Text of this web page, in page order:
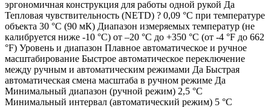
эргономичная конструкция для работы одной рукой Да
Тепловая чувствительность (NETD) ? 0,09 °C при температуре
объекта 30 °C (90 мК) Диапазон измеряемых температур (не
калибруется ниже -10 °C) от –20 °C до +350 °C (от -4 °F до 662
°F) Уровень и диапазон Плавное автоматическое и ручное
масштабирование Быстрое автоматическое переключение
между ручным и автоматическим режимами Да Быстрая
автоматическая смена масштаба в ручном режиме Да
Минимальный диапазон (ручной режим) 2,5 °C
Минимальный интервал (автоматический режим) 5 °C